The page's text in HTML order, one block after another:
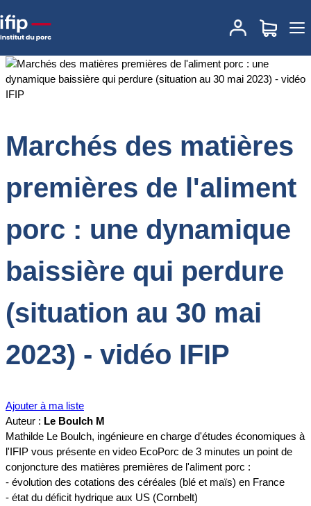
Accueil
Marchés des matières premières de
l'aliment porc : une dynamique baissière qui perdure (situation au
Marchés des matières
premières de l'aliment
porc : une dynamique
baissière qui perdure
(situation au 30 mai
2023) - vidéo IFIP
Ajouter à ma liste
Auteur : Le Boulch M
Mathilde Le Boulch, ingénieure en charge d'études économiques à
l'IFIP vous présente en video EcoPorc de 3 minutes un point de
conjoncture des matières premières de l'aliment porc :
- évolution des cotations des céréales (blé et maïs) en France
- état du déficit hydrique aux US (Cornbelt)